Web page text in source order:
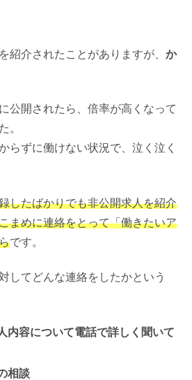
紹介されたことがありますが、 か
公開されたら、倍率が高くなって
。
らずに働けない状況で、泣く泣く
したばかりでも非公開求人を紹介
まめに連絡をとって「働きたいア
です。
してどんな連絡をしたかという
内容について電話で詳しく聞いて
相談